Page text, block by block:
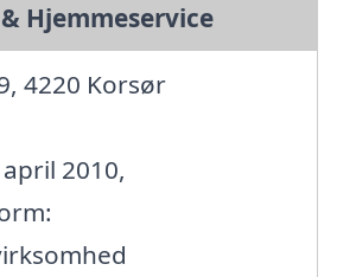
Hjemmeservice
4220 Korsør
2010,